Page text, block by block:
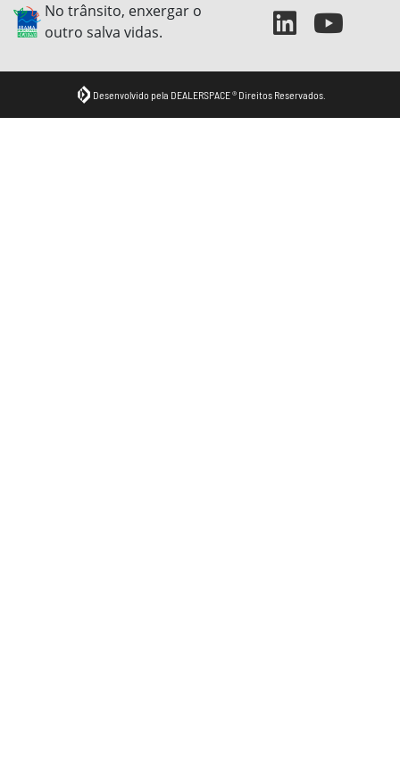
No trânsito, enxergar o
outro salva vidas.
Desenvolvido pela DEALERSPACE ® Direitos Reservados.